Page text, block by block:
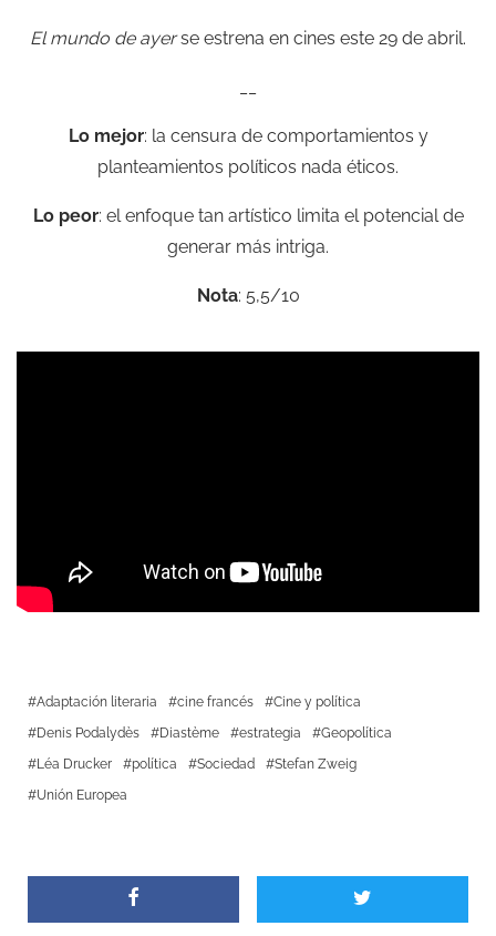
El mundo de ayerse estrena en cines este 29 de abril.
Lo mejor: la censura de comportamientos y
planteamientos políticos nada éticos.
Lo peor: el enfoque tan artístico limita el potencial de
generar más intriga.
Nota: 5,5/10
Adaptación literaria cine francés
Cine y política
Denis Podalydès
Diastème estrategia
Geopolítica
Léa Drucker
política Sociedad
Stefan Zweig
Unión Europea